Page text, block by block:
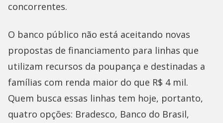
concorrentes.
O banco público não está aceitando novas
propostas de financiamento para linhas que
utilizam recursos da poupança e destinadas a
famílias com renda maior do que R$ 4 mil.
Quem busca essas linhas tem hoje, portanto,
quatro opções: Bradesco, Banco do Brasil,